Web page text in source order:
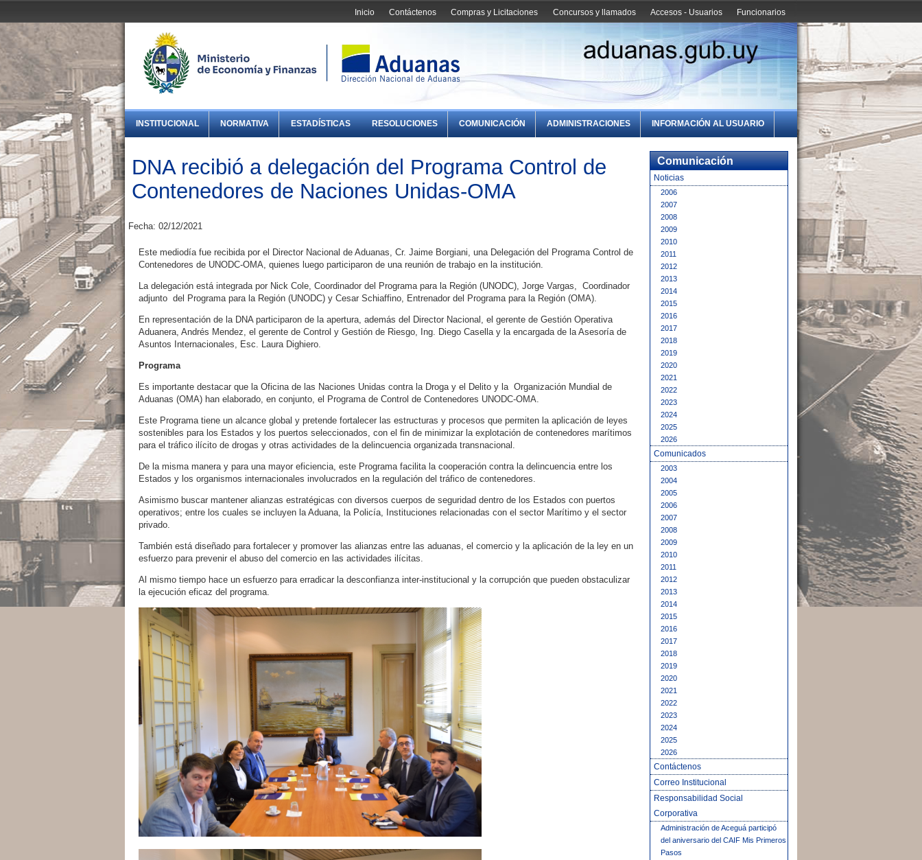
Funcionarios
Accesos - Usuarios
Concursos y llamados
Compras y Licitaciones
Contáctenos
Inicio
INSTITUCIONAL NORMATIVA ESTADÍSTICAS RESOLUCIONES COMUNICACIÓN ADMINISTRACIONES INFORMACIÓN AL USUARIO
DNA recibió a delegación del Programa Control de
Contenedores de Naciones Unidas-OMA
Fecha: 02/12/2021
Este mediodía fue recibida por el Director Nacional de Aduanas, Cr. Jaime Borgiani, una Delegación del Programa Control de
Contenedores de UNODC-OMA, quienes luego participaron de una reunión de trabajo en la institución.
La delegación está integrada por Nick Cole, Coordinador del Programa para la Región (UNODC), Jorge Vargas, Coordinador
adjunto del Programa para la Región (UNODC) y Cesar Schiaffino, Entrenador del Programa para la Región (OMA).
En representación de la DNA participaron de la apertura, además del Director Nacional, el gerente de Gestión Operativa
Aduanera, Andrés Mendez, el gerente de Control y Gestión de Riesgo, Ing. Diego Casella y la encargada de la Asesoría de
Asuntos Internacionales, Esc. Laura Dighiero.
Programa
Es importante destacar que la Oficina de las Naciones Unidas contra la Droga y el Delito y la Organización Mundial de
Aduanas (OMA) han elaborado, en conjunto, el Programa de Control de Contenedores UNODC-OMA.
Este Programa tiene un alcance global y pretende fortalecer las estructuras y procesos que permiten la aplicación de leyes
sostenibles para los Estados y los puertos seleccionados, con el fin de minimizar la explotación de contenedores marítimos
para el tráfico ilícito de drogas y otras actividades de la delincuencia organizada transnacional.
De la misma manera y para una mayor eficiencia, este Programa facilita la cooperación contra la delincuencia entre los
Estados y los organismos internacionales involucrados en la regulación del tráfico de contenedores.
Asimismo buscar mantener alianzas estratégicas con diversos cuerpos de seguridad dentro de los Estados con puertos
operativos; entre los cuales se incluyen la Aduana, la Policía, Instituciones relacionadas con el sector Marítimo y el sector
privado.
También está diseñado para fortalecer y promover las alianzas entre las aduanas, el comercio y la aplicación de la ley en un
esfuerzo para prevenir el abuso del comercio en las actividades ilícitas.
Al mismo tiempo hace un esfuerzo para erradicar la desconfianza inter-institucional y la corrupción que pueden obstaculizar
la ejecución eficaz del programa.
Comunicación
Noticias
2006
2007
2008
2009
2010
2011
2012
2013
2014
2015
2016
2017
2018
2019
2020
2021
2022
2023
2024
2025
2026
Comunicados
2003
2004
2005
2006
2007
2008
2009
2010
2011
2012
2013
2014
2015
2016
2017
2018
2019
2020
2021
2022
2023
2024
2025
2026
Contáctenos
Correo Institucional
Responsabilidad Social
Corporativa
Administración de Aceguá participó
del aniversario del CAIF Mis Primeros
Pasos